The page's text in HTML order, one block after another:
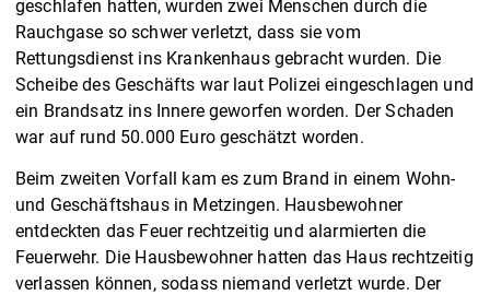
geschlafen hatten, wurden zwei Menschen durch die
Rauchgase so schwer verletzt, dass sie vom
Rettungsdienst ins Krankenhaus gebracht wurden. Die
Scheibe des Geschäfts war laut Polizei eingeschlagen und
ein Brandsatz ins Innere geworfen worden. Der Schaden
war auf rund 50.000 Euro geschätzt worden.
Beim zweiten Vorfall kam es zum Brand in einem Wohn-
und Geschäftshaus in Metzingen. Hausbewohner
entdeckten das Feuer rechtzeitig und alarmierten die
Feuerwehr. Die Hausbewohner hatten das Haus rechtzeitig
verlassen können, sodass niemand verletzt wurde. Der